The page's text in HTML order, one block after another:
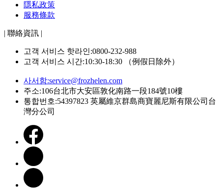
隱私政策
服務條款
| 聯絡資訊 |
고객 서비스 핫라인:0800-232-988
고객 서비스 시간:10:30-18:30 （例假日除外）
사서함:service@frozhelen.com
주소:106台北市大安區敦化南路一段184號10樓
통합번호:54397823 英屬維京群島商寶麗尼斯有限公司台
灣分公司